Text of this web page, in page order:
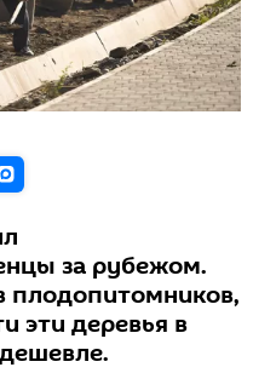
за рубежом.
плодопитомников,
эти деревья в